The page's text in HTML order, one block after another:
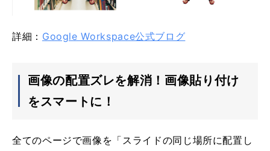
詳細： Google Workspace公式ブログ
画像の配置ズレを解消！画像貼り付け
をスマートに！
全てのページで画像を「スライドの同じ場所に配置し